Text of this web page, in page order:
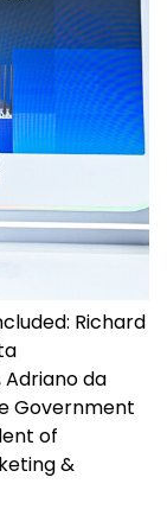
Richard
Adriano da
Government
of
&